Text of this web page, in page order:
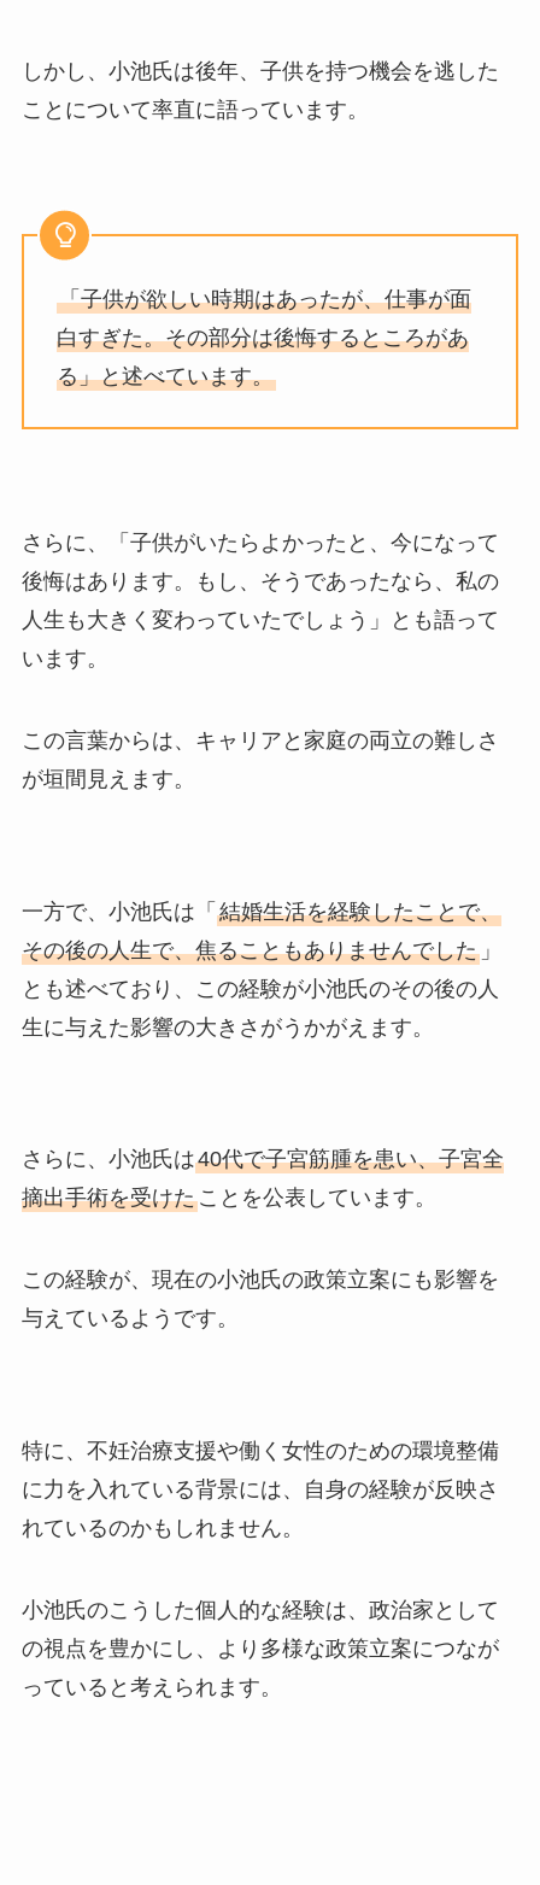
しかし、小池氏は後年、子供を持つ機会を逃した
ことについて率直に語っています。
「子供が欲しい時期はあったが、仕事が面
白すぎた。その部分は後悔するところがあ
る」と述べています。
さらに、「子供がいたらよかったと、今になって
後悔はあります。もし、そうであったなら、私の
人生も大きく変わっていたでしょう」とも語って
います。
この言葉からは、キャリアと家庭の両立の難しさ
が垣間見えます。
一方で、小池氏は「 結婚生活を経験したことで、
その後の人生で、焦ることもありませんでした」
とも述べており、この経験が小池氏のその後の人
生に与えた影響の大きさがうかがえます。
さらに、小池氏は40代で子宮筋腫を患い、子宮全
摘出手術を受けたことを公表しています。
この経験が、現在の小池氏の政策立案にも影響を
与えているようです。
特に、不妊治療支援や働く女性のための環境整備
に力を入れている背景には、自身の経験が反映さ
れているのかもしれません。
小池氏のこうした個人的な経験は、政治家として
の視点を豊かにし、より多様な政策立案につなが
っていると考えられます。